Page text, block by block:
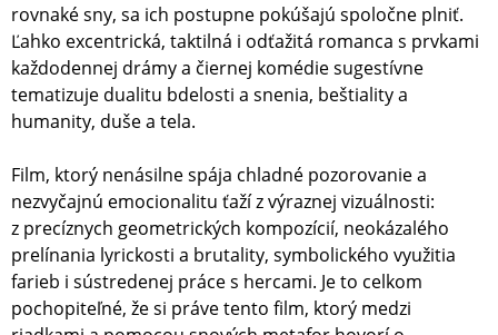
rovnaké sny, sa ich postupne pokúšajú spoločne plniť.
Ľahko excentrická, taktilná i odťažitá romanca s prvkami
každodennej drámy a čiernej komédie sugestívne
tematizuje dualitu bdelosti a snenia, beštiality a
humanity, duše a tela.
Film, ktorý nenásilne spája chladné pozorovanie a
nezvyčajnú emocionalitu ťaží z výraznej vizuálnosti:
z precíznych geometrických kompozícií, neokázalého
prelínania lyrickosti a brutality, symbolického využitia
farieb i sústredenej práce s hercami. Je to celkom
pochopiteľné, že si práve tento film, ktorý medzi